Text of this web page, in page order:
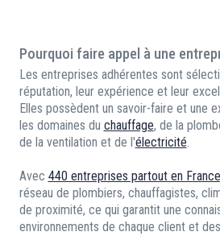
Pourquoi faire appel à une
Les entreprises adhérentes sont
réputation, leur expérience et leur
Elles possèdent un savoir-faire et une
les domaines du chauffage, de la
de la ventilation et de l'électricité.
Avec 440 entreprises partout en France
réseau de plombiers, chauffagistes,
de proximité, ce qui garantit une
environnements de chaque client et